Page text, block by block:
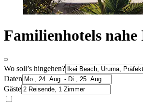
Familienhotels nahe
Wo soll’s hingehen?
Daten
Gäste